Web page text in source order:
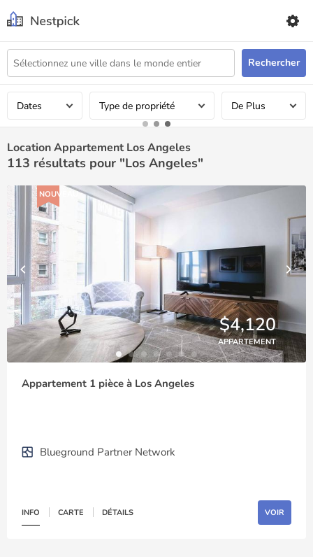
Rechercher
Dates Type de propriété De Plus
Location Appartement Los Angeles
113 résultats pour "Los Angeles"
NOUVEAU
$4,120
APPARTEMENT
Appartement 1 pièce à Los Angeles
Blueground Partner Network
INFO CARTE DÉTAILS VOIR